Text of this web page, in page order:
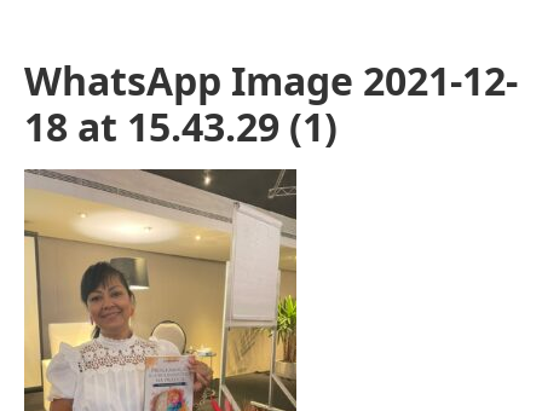
WhatsApp Image 2021-12-
18 at 15.43.29 (1)